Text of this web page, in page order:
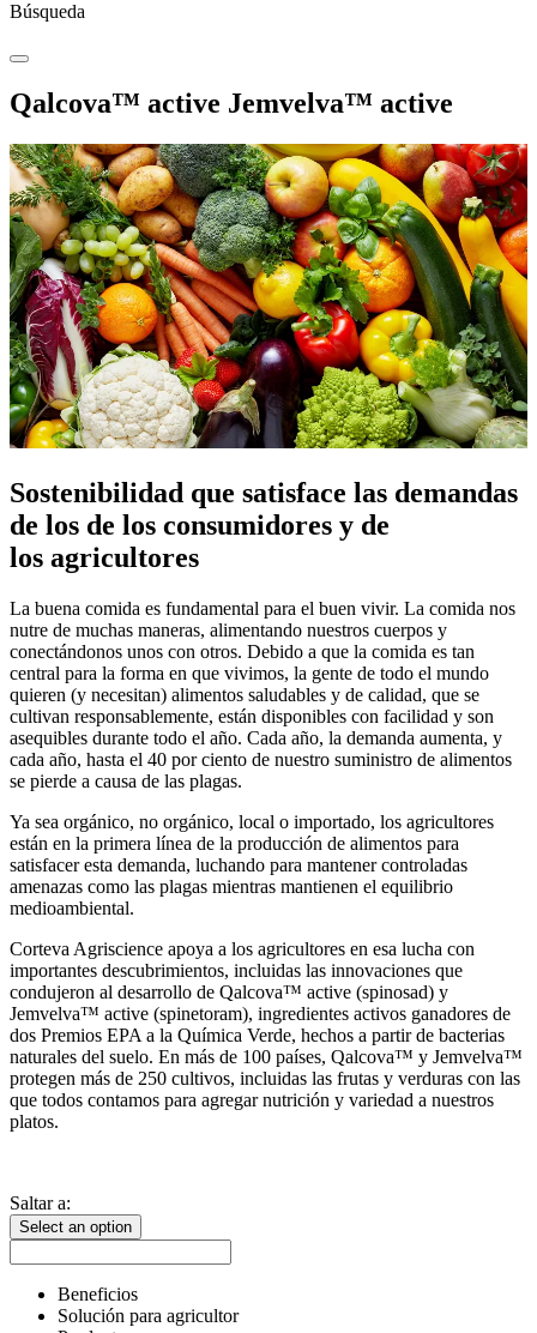
Búsqueda
Qalcova™ active Jemvelva™ active
Sostenibilidad que satisface las demandas
de los de los consumidores y de
los agricultores
La buena comida es fundamental para el buen vivir. La comida nos
nutre de muchas maneras, alimentando nuestros cuerpos y
conectándonos unos con otros. Debido a que la comida es tan
central para la forma en que vivimos, la gente de todo el mundo
quieren (y necesitan) alimentos saludables y de calidad, que se
cultivan responsablemente, están disponibles con facilidad y son
asequibles durante todo el año. Cada año, la demanda aumenta, y
cada año, hasta el 40 por ciento de nuestro suministro de alimentos
se pierde a causa de las plagas.
Ya sea orgánico, no orgánico, local o importado, los agricultores
están en la primera línea de la producción de alimentos para
satisfacer esta demanda, luchando para mantener controladas
amenazas como las plagas mientras mantienen el equilibrio
medioambiental.
Corteva Agriscience apoya a los agricultores en esa lucha con
importantes descubrimientos, incluidas las innovaciones que
condujeron al desarrollo de Qalcova™ active (spinosad) y
Jemvelva™ active (spinetoram), ingredientes activos ganadores de
dos Premios EPA a la Química Verde, hechos a partir de bacterias
naturales del suelo. En más de 100 países, Qalcova™ y Jemvelva™
protegen más de 250 cultivos, incluidas las frutas y verduras con las
que todos contamos para agregar nutrición y variedad a nuestros
platos.
Saltar a:
Select an option
Beneficios
Solución para agricultor